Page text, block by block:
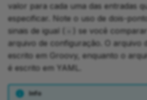
valor para cada uma das entradas
especificar. Note o uso de dois-
sinais de igual (
) se você
arquivo de configuração. O arquivo
escrito em Groovy, enquanto o
é escrito em YAML.
Info